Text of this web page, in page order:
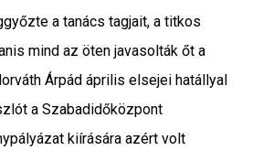
a tanács tagjait, a titkos
mind az öten javasolták őt a
Árpád április elsejei hatállyal
a Szabadidőközpont
kiírására azért volt